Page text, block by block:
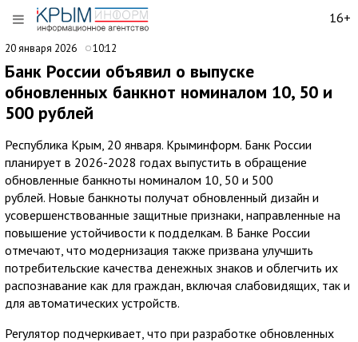
16+
20 января 2026 10:12
Банк России объявил о выпуске
обновленных банкнот номиналом 10, 50 и
500 рублей
Республика Крым, 20 января. Крыминформ. Банк России
планирует в 2026-2028 годах выпустить в обращение
обновленные банкноты номиналом 10, 50 и 500
рублей. Новые банкноты получат обновленный дизайн и
усовершенствованные защитные признаки, направленные на
повышение устойчивости к подделкам. В Банке России
отмечают, что модернизация также призвана улучшить
потребительские качества денежных знаков и облегчить их
распознавание как для граждан, включая слабовидящих, так и
для автоматических устройств.
Регулятор подчеркивает, что при разработке обновленных